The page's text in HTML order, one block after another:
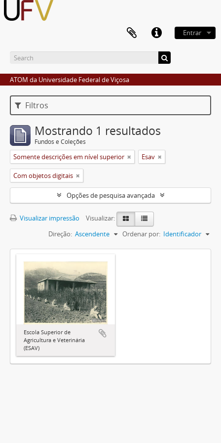
Entrar
ATOM da Universidade Federal de Viçosa
Filtros
Mostrando 1 resultados
Fundos e Coleções
Somente descrições em nível superior Esav
Com objetos digitais
Opções de pesquisa avançada
Visualizar impressão
Visualizar:
Ordenar por: Identificador
Direção: Ascendente
Escola Superior de
Agricultura e Veterinária
(ESAV)